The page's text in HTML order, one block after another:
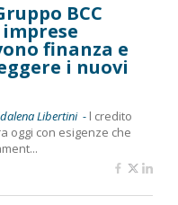
BCC
imprese
finanza e
i nuovi
Libertini - l credito
oggi con esigenze che